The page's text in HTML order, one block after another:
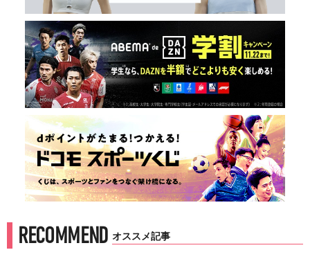
RECOMMEND オススメ記事